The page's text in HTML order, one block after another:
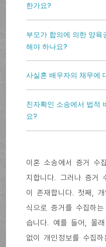
한가요?
부모가 합의에 의한 양육
해야 하나요?
사실혼 배우자의 채무에
친자확인 소송에서 법적
요?
이혼 소송에서 증거 수
지합니다. 그러나 증거
이 존재합니다. 첫째,
식으로 증거를 수집하
습니다. 예를 들어, 몰
없이 개인정보를 수집